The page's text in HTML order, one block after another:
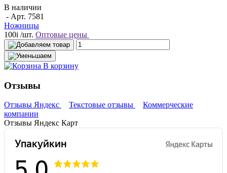
В наличии
- Арт. 7581
Ножницы
100i /шт. Оптовые цены
В корзину
Отзывы
Отзывы Яндекс Текстовые отзывы
Коммерческие
компании
Отзывы Яндекс Карт